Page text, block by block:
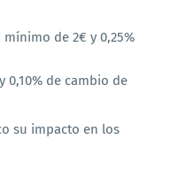
de 2€ y 0,25%
0,10% de cambio de
su impacto en los